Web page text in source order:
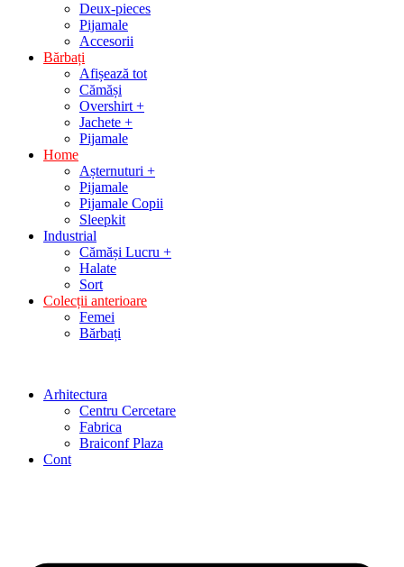
Deux-pieces
Pijamale
Accesorii
Bărbați
Afișează tot
Cămăși
Overshirt +
Jachete +
Pijamale
Home
Așternuturi +
Pijamale
Pijamale Copii
Sleepkit
Industrial
Cămăși Lucru +
Halate
Sort
Colecții anterioare
Femei
Bărbați
Arhitectura
Centru Cercetare
Fabrica
Braiconf Plaza
Cont